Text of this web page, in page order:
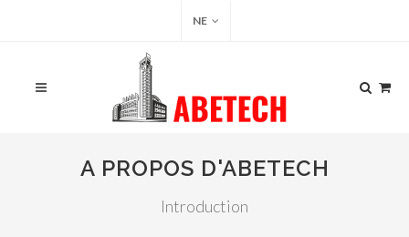
NE
A PROPOS D'ABETECH
Introduction